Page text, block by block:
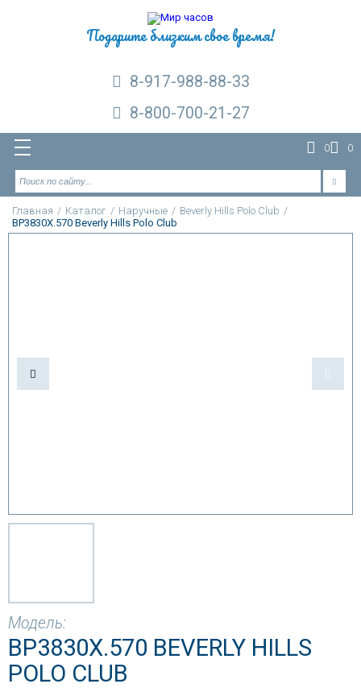
Подарите близким свое время!
8-917-988-88-33
8-800-700-21-27
0 0
Главная / Каталог / Наручные / Beverly Hills Polo Club /
BP3830X.570 Beverly Hills Polo Club
Модель:
BP3830X.570 BEVERLY HILLS
POLO CLUB